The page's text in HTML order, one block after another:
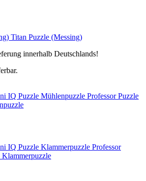
Titan Puzzle (Messing)
innerhalb Deutschlands!
Professor Puzzle
Professor